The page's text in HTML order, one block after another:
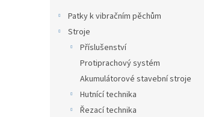
Patky k vibračním pěchům
Stroje
Příslušenství
Protiprachový systém
Akumulátorové stavební stroje
Hutnící technika
Řezací technika